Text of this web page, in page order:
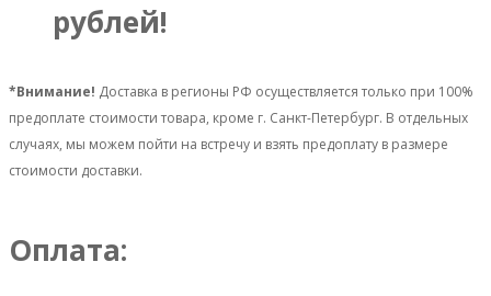
рублей!
*Внимание! Доставка в регионы РФ осуществляется только при 100%
предоплате стоимости товара, кроме г. Санкт-Петербург. В отдельных
случаях, мы можем пойти на встречу и взять предоплату в размере
стоимости доставки.
Оплата: